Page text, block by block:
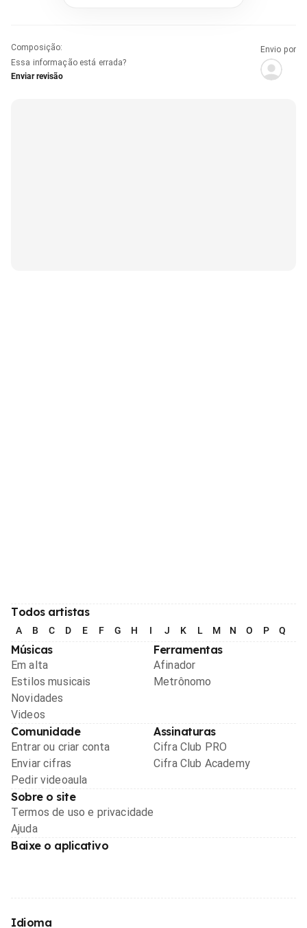
Composição:
Essa informação está errada?
Enviar revisão
Envio por
Todos artistas
A B C D E F G H I J K L M N O P Q
Músicas
Em alta
Estilos musicais
Novidades
Videos
Ferramentas
Afinador
Metrônomo
Comunidade
Entrar ou criar conta
Enviar cifras
Pedir videoaula
Assinaturas
Cifra Club PRO
Cifra Club Academy
Sobre o site
Termos de uso e privacidade
Ajuda
Baixe o aplicativo
Idioma